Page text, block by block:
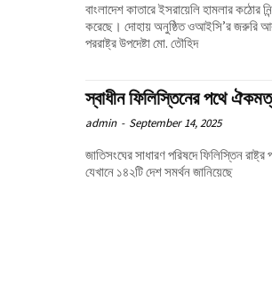
বাংলাদেশ কাতারে ইসরায়েলি হামলার কঠোর
করেছে। দোহায় অনুষ্ঠিত ওআইসি’র জরুরি
পররাষ্ট্র উপদেষ্টা মো. তৌহিদ
স্বাধীন ফিলিস্তিনের পথে
admin - September 14, 2025
জাতিসংঘের সাধারণ পরিষদে ফিলিস্তিন
যেখানে ১৪২টি দেশ সমর্থন জানিয়েছে